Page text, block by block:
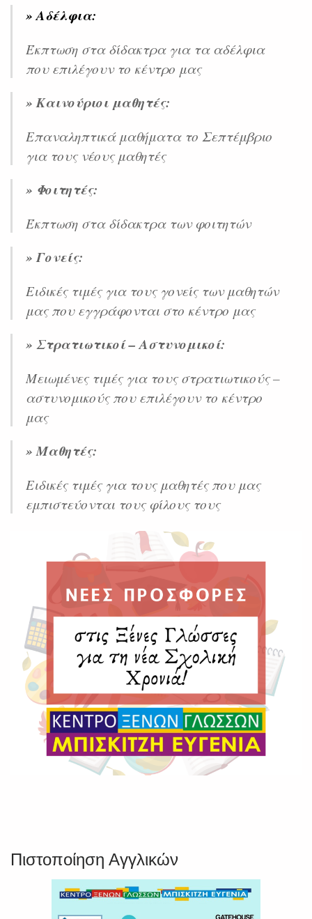
» Αδέλφια:
Έκπτωση στα δίδακτρα για τα αδέλφια
που επιλέγουν το κέντρο μας
» Καινούριοι μαθητές:
Επαναληπτικά μαθήματα το Σεπτέμβριο
για τους νέους μαθητές
» Φοιτητές:
Έκπτωση στα δίδακτρα των φοιτητών
» Γονείς:
Ειδικές τιμές για τους γονείς των μαθητών
μας που εγγράφονται στο κέντρο μας
» Στρατιωτικοί – Αστυνομικοί:
Μειωμένες τιμές για τους στρατιωτικούς –
αστυνομικούς που επιλέγουν το κέντρο
μας
» Μαθητές:
Ειδικές τιμές για τους μαθητές που μας
εμπιστεύονται τους φίλους τους
Πιστοποίηση Αγγλικών